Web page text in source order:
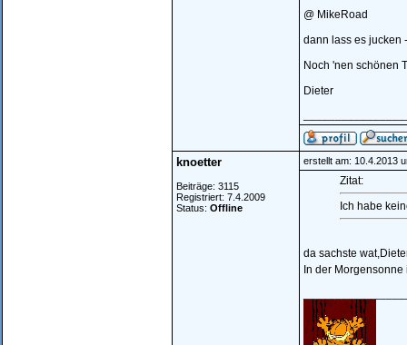
@ MikeRoad
dann lass es jucken
Noch 'nen schönen
Dieter
knoetter
Beiträge: 3115
Registriert: 7.4.2009
Status: Offline
erstellt am: 10.4.2013
Zitat:
Ich habe
da sachste
In der